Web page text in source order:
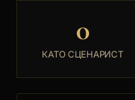
0
КАТО СЦЕНАРИСТ